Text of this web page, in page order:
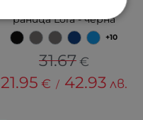
раница Lora - черна
+10
31.67 €
21.95 € / 42.93 лв.